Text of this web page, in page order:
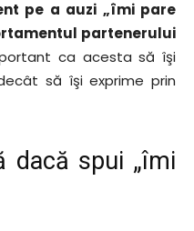
pe a auzi „îmi pare
partenerului
ca acesta să îşi
să îşi exprime prin
dacă spui „îmi